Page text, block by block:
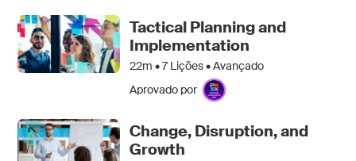
Tactical Planning and
Implementation
22m •7Lições • Avançado
Aprovado por
Change, Disruption, and
Growth